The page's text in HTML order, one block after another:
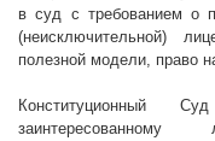
в суд с требованием о
(неисключительной)
полезной модели, право
Конституционный